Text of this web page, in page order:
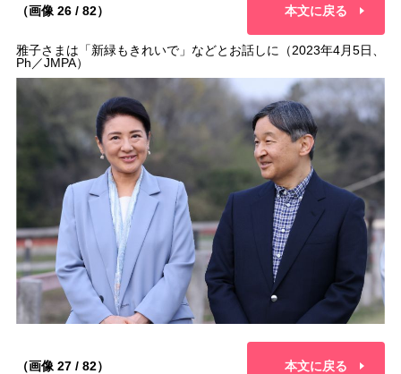
（画像 26 / 82） 本文に戻る
雅子さまは「新緑もきれいで」などとお話しに（2023年4月5日、
Ph／JMPA）
（画像 27 / 82） 本文に戻る